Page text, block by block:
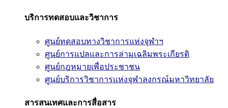
บริการทดสอบและวิชาการ
ศูนย์ทดสอบทางวิชาการแห่งจุฬาฯ
ศูนย์การแปลและการล่ามเฉลิมพระเกียรติ
ศูนย์กฎหมายเพื่อประชาชน
ศูนย์บริการวิชาการแห่งจุฬาลงกรณ์มหาวิทยาลัย
สารสนเทศและการสื่อสาร